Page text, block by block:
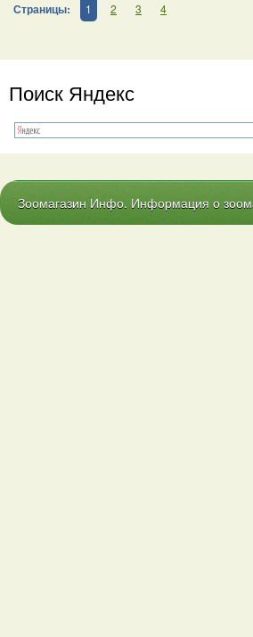
Страницы: 1 2 3 4
Поиск Яндекс
Зоомагазин Инфо. Информация о